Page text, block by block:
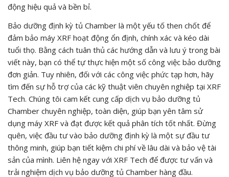
động hiệu quả và bền bỉ.
Bảo dưỡng định kỳ tủ Chamber là một yếu tố then chốt để
đảm bảo máy XRF hoạt động ổn định, chính xác và kéo dài
tuổi thọ. Bằng cách tuân thủ các hướng dẫn và lưu ý trong bài
viết này, bạn có thể tự thực hiện một số công việc bảo dưỡng
đơn giản. Tuy nhiên, đối với các công việc phức tạp hơn, hãy
tìm đến sự hỗ trợ của các kỹ thuật viên chuyên nghiệp tại XRF
Tech. Chúng tôi cam kết cung cấp dịch vụ bảo dưỡng tủ
Chamber chuyên nghiệp, toàn diện, giúp bạn yên tâm sử
dụng máy XRF và đạt được kết quả phân tích tốt nhất. Đừng
quên, việc đầu tư vào bảo dưỡng định kỳ là một sự đầu tư
thông minh, giúp bạn tiết kiệm chi phí về lâu dài và bảo vệ tài
sản của mình. Liên hệ ngay với XRF Tech để được tư vấn và
trải nghiệm dịch vụ bảo dưỡng tủ Chamber hàng đầu.